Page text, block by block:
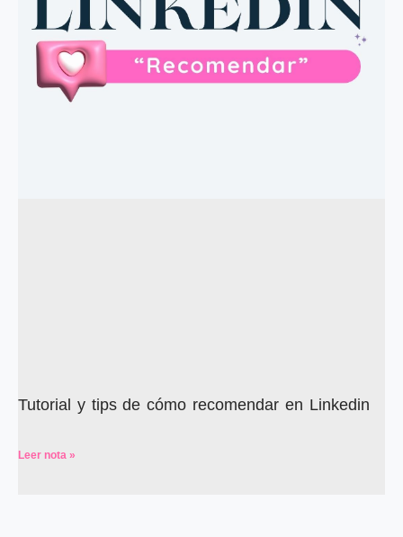
Tutorial y tips de cómo recomendar en Linkedin
Leer nota »